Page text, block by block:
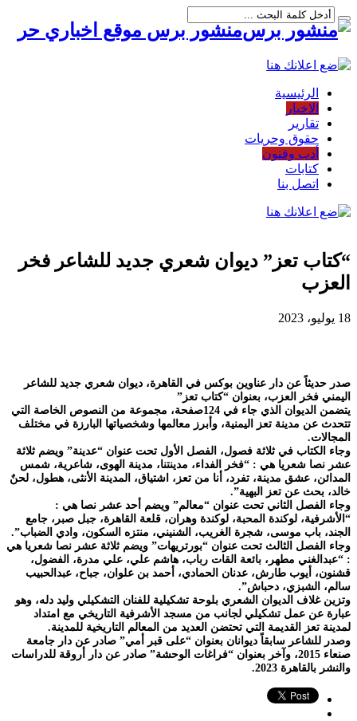
منشور برس موقع اخباري حر
الرئيسية
الاخبار
تقارير
حقوق وحريات
أدب وفنون
كتابات
اتصل بنا
“كتاب تعز” ديوان شعري جديد للشاعر فخر
العزب
18 يوليو، 2023
صدر حديثاً عن دار عناوين بوكس في القاهرة، ديوان شعري جديد للشاعر
اليمني فخر العزب، بعنوان “كتاب تعز”
يتضمن الديوان الذي جاء في 124صفحة، مجموعة من النصوص الخاصة التي
تتحدث عن مدينة تعز اليمنية، وأبرز معالمها وشخصياتها البارزة في مختلف
المجالات.
وجاء الكتاب في ثلاثة فصول، الفصل الأول تحت عنوان “عدينة” ويضم ثلاثة
عشر نصا شعريا هي : “فخر الفداء، مدينتنا، مدينة الهوى، شاعرية، شمس
المدائن، عشق مدينة، تفرد، أنا من تعز، اشتياق، المدينة الأنثى، هطول، لحنٌ
خالد، بحث عن تعز البهية”.
وجاء الفصل الثاني تحت عنوان “معالم” ويضم أحد عشر نصا هي :
“الأشرفية، لوكندة المحبة، لوكندة وهران، قلعة القاهرة، جبل صبر، جامع
الجند، باب موسى، شجرة الغريب، الشنيني، منتزه السكون، وادي الضباب”.
وجاء الفصل الثالث تحت عنوان “بورتريهات” ويضم ثلاثة عشر نصا شعريا هي
: “عبدالغني مطهر، بائعة القات رباب، هاشم علي، علي مدرة، الفضول،
قشنون، أيوب طارش، عدنان الحمادي، أحمد بن علوان، جباح، عبدالحبيب
سالم، الشبزي، دحباش”.
وتزين غلاف الديوان الشعري بلوحة تشكيلية للفنان التشكيلي وليد دله، وهو
عبارة عن عمل تشكيلي لجانب من مسجد الأشرفية التاريخي مع امتداد
لمدينة تعز القديمة التي تحتضن العديد من المعالم التاريخية للمدينة.
وصدر للشاعر سابقاً ديوانان بعنوان “على قبر أمي” صادر عن دار جامعة
صنعاء 2015، وآخر بعنوان “فراغات الوحشة” صادر عن دار أروقة للدراسات
والنشر بالقاهرة 2023.